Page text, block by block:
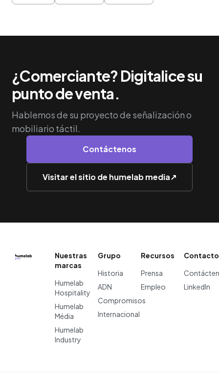
¿Comerciante? Digitalice su
punto de venta.
Hablemos de su proyecto de señalización o
mobiliario táctil.
Contáctenos
Visitar el sitio de humelab media↗
Nuestras
marcas
Humelab
Hospitality
Humelab
Média
Humelab
Industry
Grupo
Historia
ADN
Compromisos
Internacional
Recursos
Prensa
Empleo
Contacto
LinkedIn